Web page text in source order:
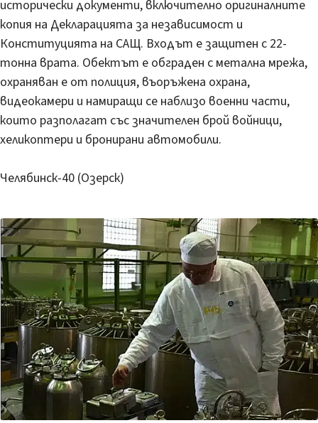
исторически документи, включително оригиналните
копия на Декларацията за независимост и
Конституцията на САЩ. Входът е защитен с 22-
тонна врата. Обектът е обграден с метална мрежа,
охраняван е от полиция, въоръжена охрана,
видеокамери и намиращи се наблизо военни части,
които разполагат със значителен брой войници,
хеликоптери и бронирани автомобили.
Челябинск-40 (Озерск)